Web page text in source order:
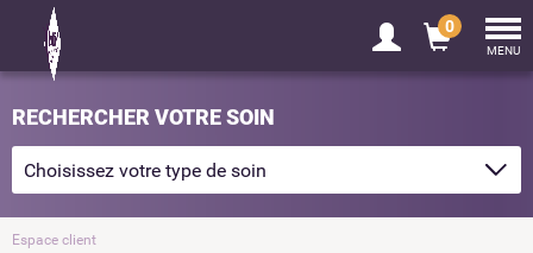
0
MENU
RECHERCHER VOTRE SOIN
Espace client